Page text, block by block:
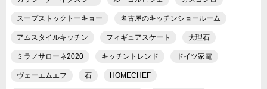
スープストックトーキョー 名古屋のキッチンショールーム
アムスタイルキッチン フィギュアスケート 大理石
ミラノサローネ2020 キッチントレンド ドイツ家電
ヴェーエムエフ 石 HOMECHEF